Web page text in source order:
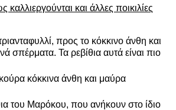
και άλλες ποικιλίες
προς το κόκκινο άνθη και
σπέρματα. Τα ρεβίθια αυτά είναι πιο
κόκκινα άνθη και μαύρα
του Μαρόκου, που ανήκουν στο ίδιο